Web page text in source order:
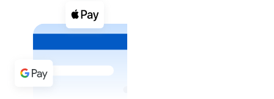
Coupons crypto
Achetez des cryptomonnaies en espèces et d'autres
Acheter avec espèces
Virement SEPA